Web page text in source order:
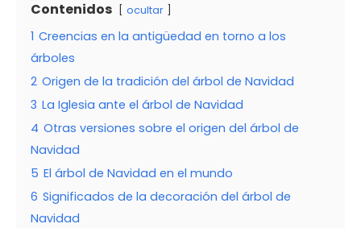
Contenidos ocultar
1 Creencias en la antigüedad en torno a los
árboles
2 Origen de la tradición del árbol de Navidad
3 La Iglesia ante el árbol de Navidad
4 Otras versiones sobre el origen del árbol de
Navidad
5 El árbol de Navidad en el mundo
6 Significados de la decoración del árbol de
Navidad